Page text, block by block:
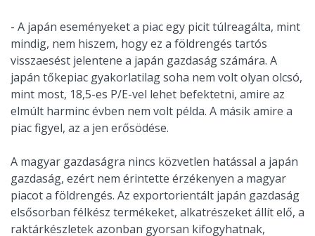
- A japán eseményeket a piac egy picit túlreagálta, mint
mindig, nem hiszem, hogy ez a földrengés tartós
visszaesést jelentene a japán gazdaság számára. A
japán tőkepiac gyakorlatilag soha nem volt olyan olcsó,
mint most, 18,5-es P/E-vel lehet befektetni, amire az
elmúlt harminc évben nem volt példa. A másik amire a
piac figyel, az a jen erősödése.
A magyar gazdaságra nincs közvetlen hatással a japán
gazdaság, ezért nem érintette érzékenyen a magyar
piacot a földrengés. Az exportorientált japán gazdaság
elsősorban félkész termékeket, alkatrészeket állít elő, a
raktárkészletek azonban gyorsan kifogyhatnak,